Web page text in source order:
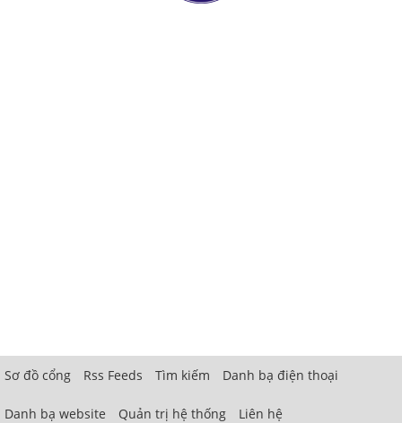
Sơ đồ cổng Rss Feeds Tìm kiếm Danh bạ điện thoại
Danh bạ website Quản trị hệ thống Liên hệ